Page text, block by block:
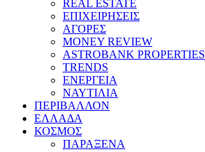
REAL ESTATE
ΕΠΙΧΕΙΡΗΣΕΙΣ
ΑΓΟΡΕΣ
MONEY REVIEW
ASTROBANK PROPERTIES
TRENDS
ΕΝΕΡΓΕΙΑ
ΝΑΥΤΙΛΙΑ
ΠΕΡΙΒΑΛΛΟΝ
ΕΛΛΑΔΑ
ΚΟΣΜΟΣ
ΠΑΡΑΞΕΝΑ